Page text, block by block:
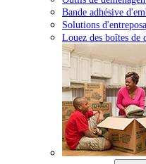
Bande adhésive
Solutions
Louez des boîtes de